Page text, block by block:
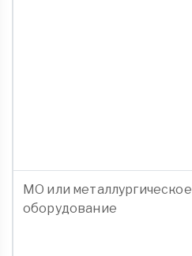
МО или металлургическое
оборудование